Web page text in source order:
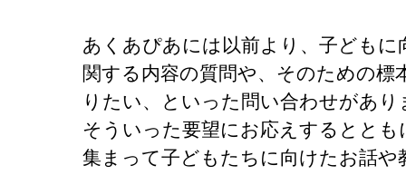
あくあぴあには以前より、子どもに
関する内容の質問や、そのための
りたい、といった問い合わせがあり
そういった要望にお応えするとと
集まって子どもたちに向けたお話や